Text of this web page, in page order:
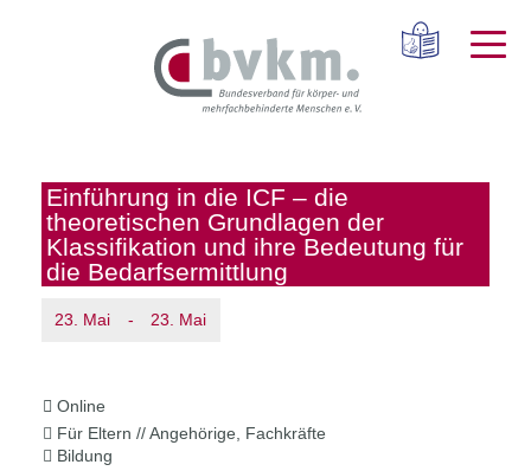
Einführung in die ICF – die
theoretischen Grundlagen der
Klassifikation und ihre Bedeutung für
die Bedarfsermittlung
23. Mai - 23. Mai
Online
Für Eltern // Angehörige, Fachkräfte
Bildung